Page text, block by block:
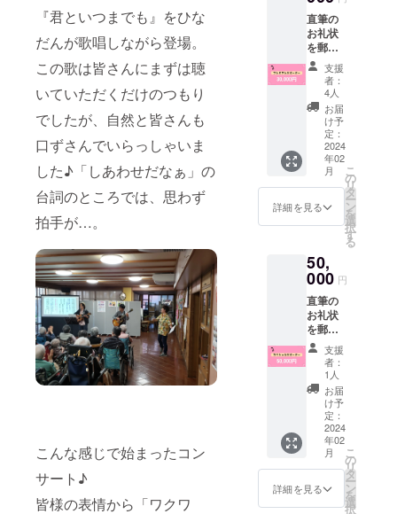
『君といつまでも』をひな
だんが歌唱しながら登場。
この歌は皆さんにまずは聴
いていただくだけのつもり
でしたが、自然と皆さんも
口ずさんでいらっしゃいま
した♪「しあわせだなぁ」の
台詞のところでは、思わず
拍手が…。
こんな感じで始まったコン
サート♪
皆様の表情から「ワクワ
もが見据え
ておく必要
があると思
い、終活の
事業を始め
ました。
誰にでも訪
れる人生の
エンディン
グ。
自分だった
家族だった
らどう関わ
りたい？
そうするた
めには何を
今できるこ
とは何だろ
う？
こんなふう
に考えて行
トへの
支援金
の「領
収書」
が必要
な方が
いらっ
しゃい
ました
ら、備
考欄に
【領収
書希
望】と
ご入力
直筆の
お礼状
を郵便
で、初
回コン
サート
のオム
ニバス
動画
（３分
程度）
の視聴
URLを
メール
でお送
りいた
す。
（本プ
ロジェ
クトに
ご支援
くだ
さった
方以外
に無断
で公開
するこ
とはお
控えく
ださい
せ。）
また、
支援
者：
4人
お届
け予
定：
2024
年02
月
詳細を見る
こ
の
リ
タ
ー
ン
を
選
択
す
る
50,
000 円
直筆の
お礼状
を郵便
で、初
回コン
サート
のオム
ニバス
動画
（３分
程度）
の視聴
URLを
メール
でお送
支援
者：
1人
お届
け予
定：
2024
年02
月
詳細を見る
こ
の
リ
タ
ー
ン
を
選
択